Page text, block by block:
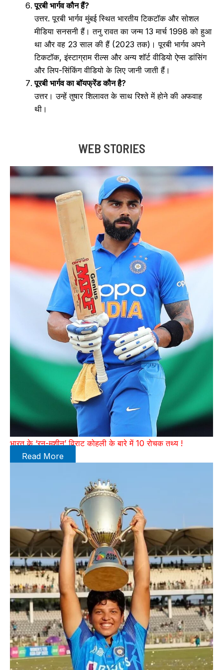
पूरबी भार्गव कौन हैं?
उत्तर. पूरबी भार्गव मुंबई स्थित भारतीय टिकटॉक और सोशल
मीडिया सनसनी हैं। तनु रावत का जन्म 13 मार्च 1998 को हुआ
था और वह 23 साल की हैं (2023 तक)। पूरबी भार्गव अपने
टिकटॉक, इंस्टाग्राम रील्स और अन्य शॉर्ट वीडियो ऐप्स डांसिंग
और लिप-सिंकिंग वीडियो के लिए जानी जाती हैं।
पूरबी भार्गव का बॉयफ्रेंड कौन है?
उत्तर। उन्हें तुषार शिलावत के साथ रिश्ते में होने की अफवाह
थी।
WEB STORIES
भारत के ‘रन-मशीन’ विराट कोहली के बारे में 10 रोचक तथ्य !
Read More